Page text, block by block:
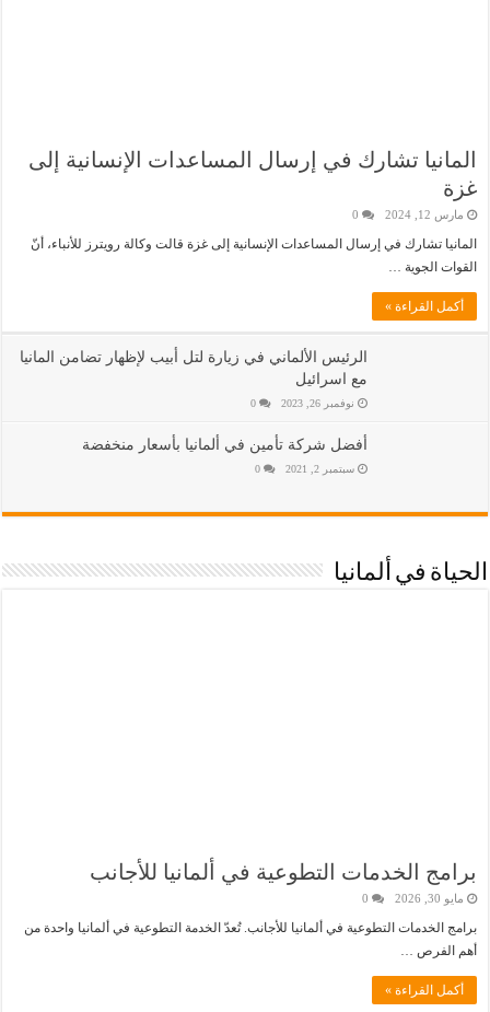
المانيا تشارك في إرسال المساعدات الإنسانية إلى
غزة
مارس 12, 2024 0
المانيا تشارك في إرسال المساعدات الإنسانية إلى غزة قالت وكالة رويترز للأنباء، أنّ
القوات الجوية …
أكمل القراءة »
الرئيس الألماني في زيارة لتل أبيب لإظهار تضامن المانيا
مع اسرائيل
نوفمبر 26, 2023 0
أفضل شركة تأمين في ألمانيا بأسعار منخفضة
سبتمبر 2, 2021 0
الحياة في ألمانيا
برامج الخدمات التطوعية في ألمانيا للأجانب
مايو 30, 2026 0
برامج الخدمات التطوعية في ألمانيا للأجانب. تُعدّ الخدمة التطوعية في ألمانيا واحدة من
أهم الفرص …
أكمل القراءة »